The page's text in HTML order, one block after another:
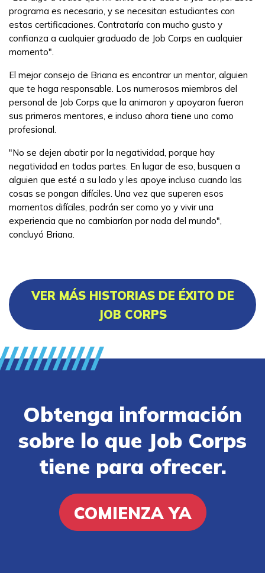
programa es necesario, y se necesitan estudiantes con
estas certificaciones. Contrataría con mucho gusto y
confianza a cualquier graduado de Job Corps en cualquier
momento".
El mejor consejo de Briana es encontrar un mentor, alguien
que te haga responsable. Los numerosos miembros del
personal de Job Corps que la animaron y apoyaron fueron
sus primeros mentores, e incluso ahora tiene uno como
profesional.
"No se dejen abatir por la negatividad, porque hay
negatividad en todas partes. En lugar de eso, busquen a
alguien que esté a su lado y les apoye incluso cuando las
cosas se pongan difíciles. Una vez que superen esos
momentos difíciles, podrán ser como yo y vivir una
experiencia que no cambiarían por nada del mundo",
concluyó Briana.
VER MÁS HISTORIAS DE ÉXITO DE
JOB CORPS
Obtenga información
sobre lo que Job Corps
tiene para ofrecer.
COMIENZA YA